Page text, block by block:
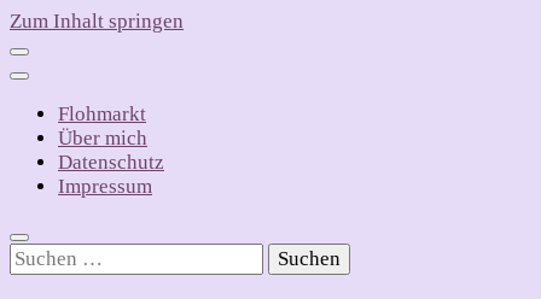
Zum Inhalt springen
Flohmarkt
Über mich
Datenschutz
Impressum
Suchen
nach: